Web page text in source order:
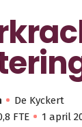
De Kyckert
FTE 1 april